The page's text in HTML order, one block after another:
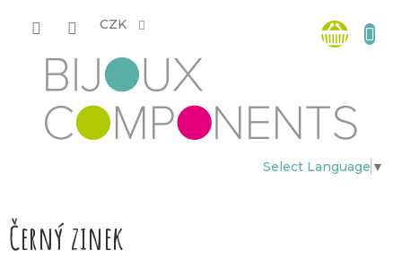
CZK
Select Language ▼
košík
Černý zinek